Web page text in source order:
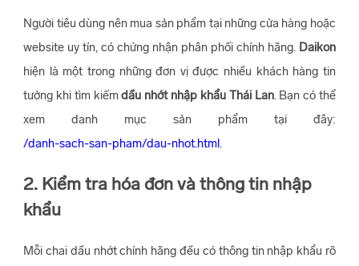
Người tiêu dùng nên mua sản phẩm tại những cửa hàng hoặc
website uy tín, có chứng nhận phân phối chính hãng. Daikon
hiện là một trong những đơn vị được nhiều khách hàng tin
tưởng khi tìm kiếmdầu nhớt nhập khẩu Thái Lan. Bạn có thể
xem danh mục sản phẩm tại đây:
/danh-sach-san-pham/dau-nhot.html.
2. Kiểm tra hóa đơn và thông tin nhập
khẩu
Mỗi chai dầu nhớt chính hãng đều có thông tin nhập khẩu rõ